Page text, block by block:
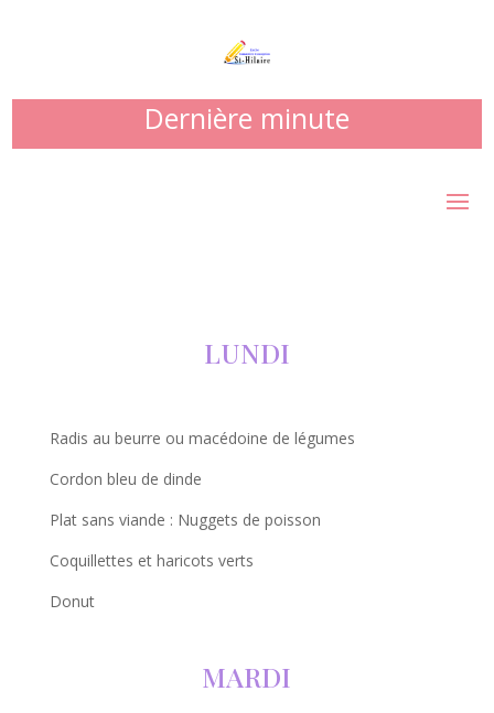
Dernière minute
LUNDI
Radis au beurre ou macédoine de légumes
Cordon bleu de dinde
Plat sans viande : Nuggets de poisson
Coquillettes et haricots verts
Donut
MARDI